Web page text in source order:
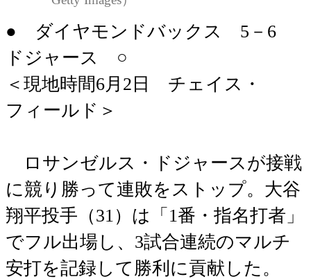
● ダイヤモンドバックス 5－6
ドジャース ○
＜現地時間6月2日 チェイス・
フィールド＞
ロサンゼルス・ドジャースが接戦
に競り勝って連敗をストップ。大谷
翔平投手（31）は「1番・指名打者」
でフル出場し、3試合連続のマルチ
安打を記録して勝利に貢献した。